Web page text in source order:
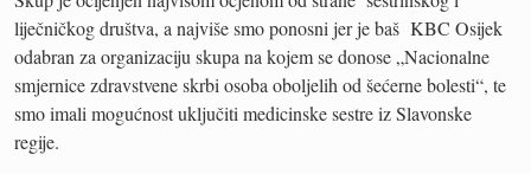
liječničkog društva, a najviše smo ponosni jer je baš KBC Osijek
odabran za organizaciju skupa na kojem se donose „Nacionalne
smjernice zdravstvene skrbi osoba oboljelih od šećerne bolesti“, te
smo imali mogućnost uključiti medicinske sestre iz Slavonske
regije.